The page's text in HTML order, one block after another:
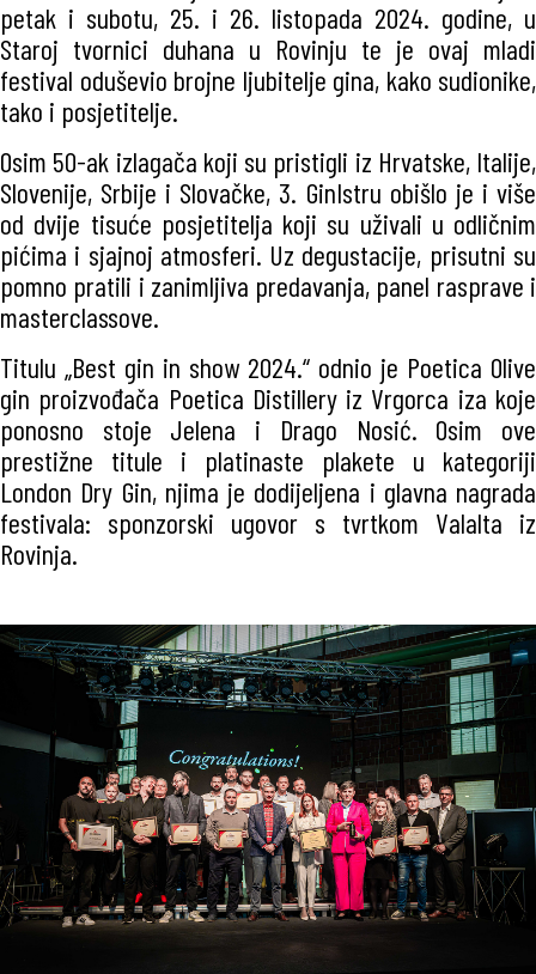
petak i subotu, 25. i 26. listopada 2024. godine, u
Staroj tvornici duhana u Rovinju te je ovaj mladi
festival oduševio brojne ljubitelje gina, kako sudionike,
tako i posjetitelje.
Osim 50-ak izlagača koji su pristigli iz Hrvatske, Italije,
Slovenije, Srbije i Slovačke, 3. GinIstru obišlo je i više
od dvije tisuće posjetitelja koji su uživali u odličnim
pićima i sjajnoj atmosferi. Uz degustacije, prisutni su
pomno pratili i zanimljiva predavanja, panel rasprave i
masterclassove.
Titulu „Best gin in show 2024.“ odnio je Poetica Olive
gin proizvođača Poetica Distillery iz Vrgorca iza koje
ponosno stoje Jelena i Drago Nosić. Osim ove
prestižne titule i platinaste plakete u kategoriji
London Dry Gin, njima je dodijeljena i glavna nagrada
festivala: sponzorski ugovor s tvrtkom Valalta iz
Rovinja.